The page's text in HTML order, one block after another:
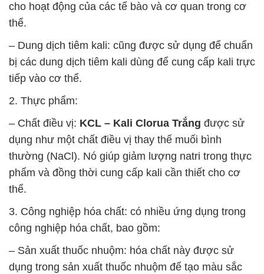
cho hoạt động của các tế bào và cơ quan trong cơ
thể.
– Dung dịch tiêm kali: cũng được sử dụng để chuẩn
bị các dung dịch tiêm kali dùng để cung cấp kali trực
tiếp vào cơ thể.
2. Thực phẩm:
– Chất điều vị: KCL – Kali Clorua Trắng được sử
dụng như một chất điều vị thay thế muối bình
thường (NaCl). Nó giúp giảm lượng natri trong thực
phẩm và đồng thời cung cấp kali cần thiết cho cơ
thể.
3. Công nghiệp hóa chất: có nhiều ứng dụng trong
công nghiệp hóa chất, bao gồm:
– Sản xuất thuốc nhuộm: hóa chất này được sử
dụng trong sản xuất thuốc nhuộm để tạo màu sắc